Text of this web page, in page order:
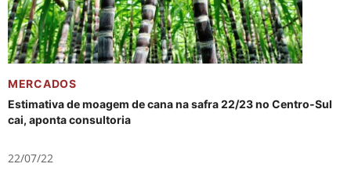
MERCADOS
Estimativa de moagem de cana na safra 22/23 no Centro-Sul
cai, aponta consultoria
22/07/22